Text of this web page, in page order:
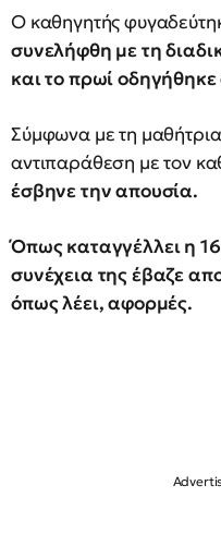
Ο καθηγητής
συνελήφθη με τη
και το πρωί
Σύμφωνα με τη
αντιπαράθεση με τον
έσβηνε την απουσία.
Όπως καταγγέλλει η
συνέχεια της έβαζε
όπως λέει, αφορμές.